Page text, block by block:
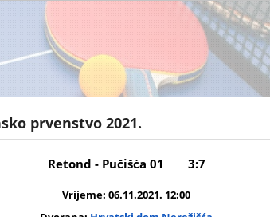
prvenstvo 2021.
Retond - Pučišća 01 3:7
Vrijeme: 06.11.2021. 12:00